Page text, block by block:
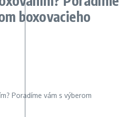
boxovacieho